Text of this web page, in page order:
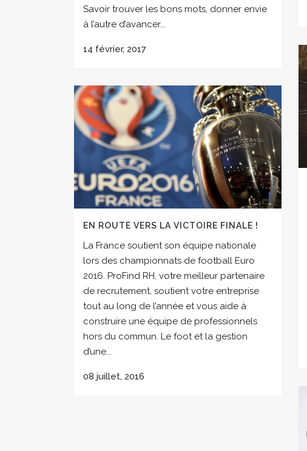
Savoir trouver les bons mots, donner envie
à l’autre d’avancer...
14 février, 2017
EN ROUTE VERS LA VICTOIRE FINALE !
La France soutient son équipe nationale
lors des championnats de football Euro
2016. ProFind RH, votre meilleur partenaire
de recrutement, soutient votre entreprise
tout au long de l’année et vous aide à
construire une équipe de professionnels
hors du commun. Le foot et la gestion
d’une...
08 juillet, 2016